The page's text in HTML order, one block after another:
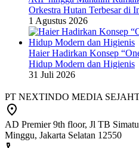
Orkestra Hutan Terbesar di
1 Agustus 2026
Haier Hadirkan Konsep
Hidup Modern dan Higienis
31 Juli 2026
PT NEXTINDO MEDIA
AD Premier 9th floor, Jl TB
Minggu, Jakarta Selatan 12550